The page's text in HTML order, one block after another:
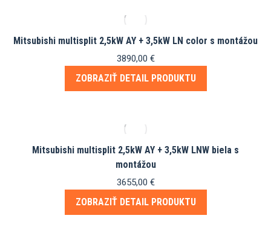
Mitsubishi multisplit 2,5kW AY + 3,5kW LN color s montážou
3890,00 €
ZOBRAZIŤ DETAIL PRODUKTU
Mitsubishi multisplit 2,5kW AY + 3,5kW LNW biela s
montážou
3655,00 €
ZOBRAZIŤ DETAIL PRODUKTU